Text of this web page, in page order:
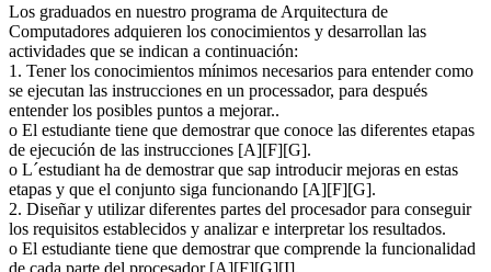
Los graduados en nuestro programa de Arquitectura de
Computadores adquieren los conocimientos y desarrollan las
actividades que se indican a continuación:
1. Tener los conocimientos mínimos necesarios para entender como
se ejecutan las instrucciones en un processador, para después
entender los posibles puntos a mejorar..
o El estudiante tiene que demostrar que conoce las diferentes etapas
de ejecución de las instrucciones [A][F][G].
o L´estudiant ha de demostrar que sap introducir mejoras en estas
etapas y que el conjunto siga funcionando [A][F][G].
2. Diseñar y utilizar diferentes partes del procesador para conseguir
los requisitos establecidos y analizar e interpretar los resultados.
o El estudiante tiene que demostrar que comprende la funcionalidad
de cada parte del procesador [A][F][G][I].